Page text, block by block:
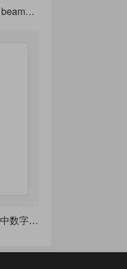
一个超级简洁简单的 beamer 主题样式
LaTeX 单独改变公式中数字的字体